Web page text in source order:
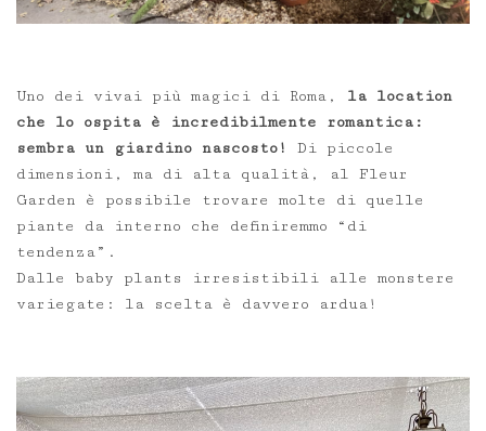
Uno dei vivai più magici di Roma, la location
che lo ospita è incredibilmente romantica:
sembra un giardino nascosto!
Di piccole
dimensioni, ma di alta qualità, al Fleur
Garden è possibile trovare molte di quelle
piante da interno che definiremmo “di
tendenza”.
Dalle baby plants irresistibili alle monstere
variegate: la scelta è davvero ardua!